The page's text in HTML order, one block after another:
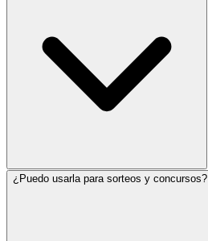
¿Puedo usarla para sorteos y concursos?